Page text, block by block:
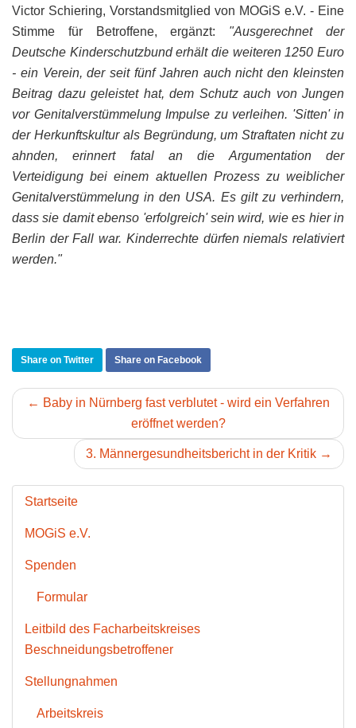
Victor Schiering, Vorstandsmitglied von MOGiS e.V. - Eine
Stimme für Betroffene, ergänzt: "Ausgerechnet der
Deutsche Kinderschutzbund erhält die weiteren 1250 Euro
- ein Verein, der seit fünf Jahren auch nicht den kleinsten
Beitrag dazu geleistet hat, dem Schutz auch von Jungen
vor Genitalverstümmelung Impulse zu verleihen. 'Sitten' in
der Herkunftskultur als Begründung, um Straftaten nicht zu
ahnden, erinnert fatal an die Argumentation der
Verteidigung bei einem aktuellen Prozess zu weiblicher
Genitalverstümmelung in den USA. Es gilt zu verhindern,
dass sie damit ebenso 'erfolgreich' sein wird, wie es hier in
Berlin der Fall war. Kinderrechte dürfen niemals relativiert
werden."
Share on Twitter Share on Facebook
← Baby in Nürnberg fast verblutet - wird ein Verfahren
eröffnet werden?
3. Männergesundheitsbericht in der Kritik →
Startseite
MOGiS e.V.
Spenden
Formular
Leitbild des Facharbeitskreises
Beschneidungsbetroffener
Stellungnahmen
Arbeitskreis